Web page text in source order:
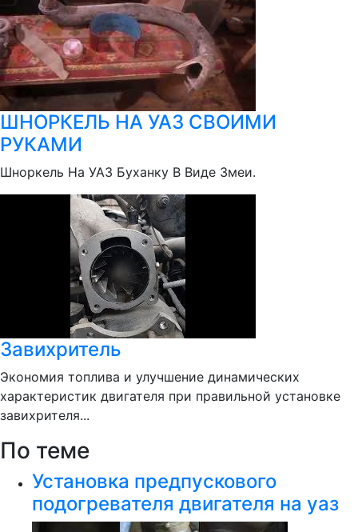
ШНОРКЕЛЬ НА УАЗ СВОИМИ
РУКАМИ
Шноркель На УАЗ Буханку В Виде Змеи.
Завихритель
Экономия топлива и улучшение динамических
характеристик двигателя при правильной установке
завихрителя...
По теме
Установка предпускового
подогревателя двигателя на уаз